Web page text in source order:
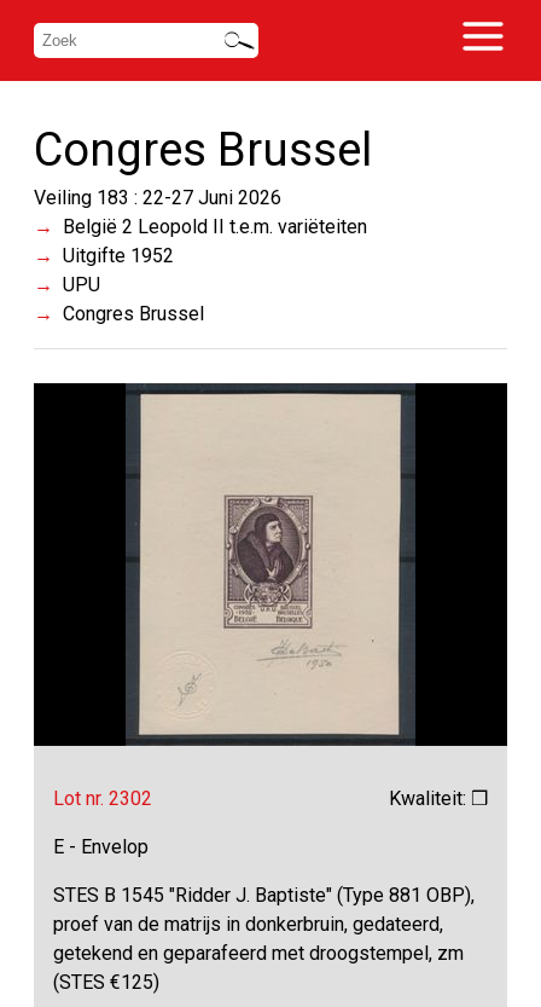
Congres Brussel
Veiling 183 : 22-27 Juni 2026
België 2 Leopold II t.e.m. variëteiten
Uitgifte 1952
UPU
Congres Brussel
Lot nr. 2302 Kwaliteit: ❒
E - Envelop
STES B 1545 "Ridder J. Baptiste" (Type 881 OBP),
proef van de matrijs in donkerbruin, gedateerd,
getekend en geparafeerd met droogstempel, zm
(STES €125)